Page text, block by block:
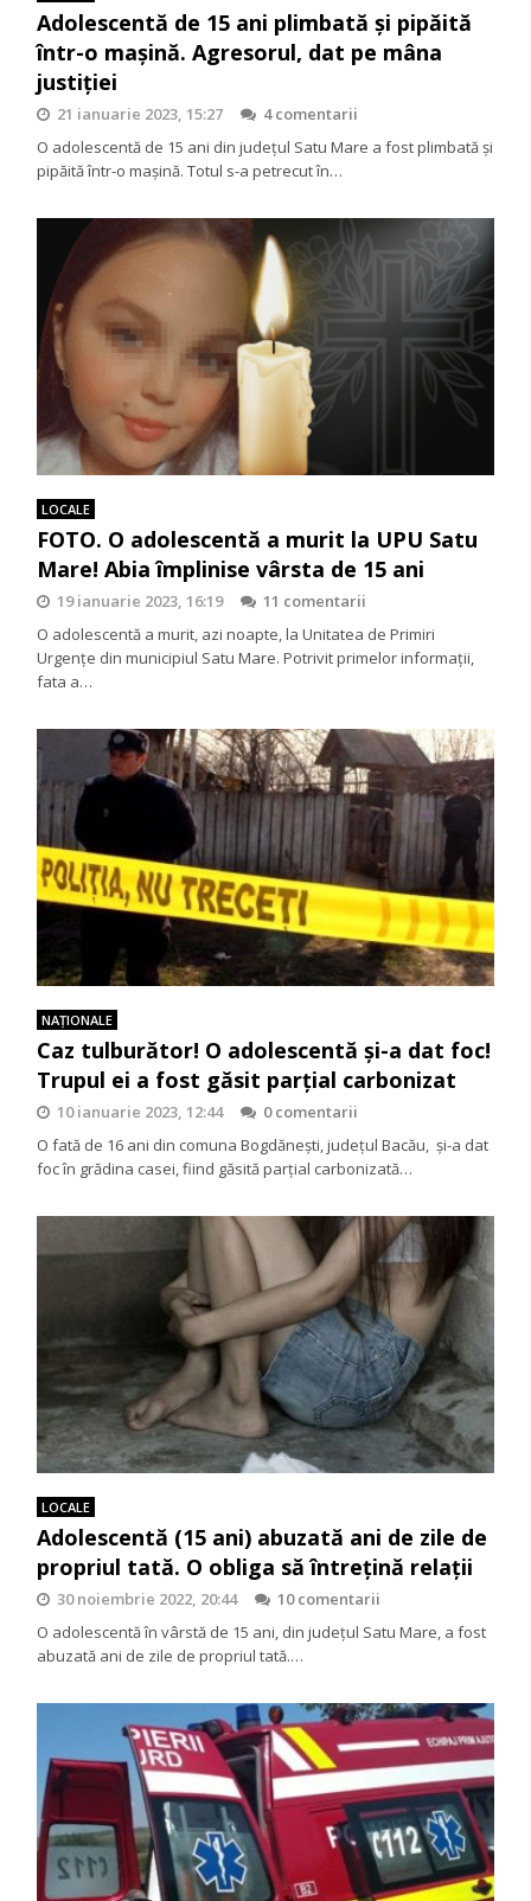
Adolescentă de 15 ani plimbată şi pipăită
într-o maşină. Agresorul, dat pe mâna
justiţiei
21 ianuarie 2023, 15:27
4 comentarii
O adolescentă de 15 ani din judeţul Satu Mare a fost plimbată şi
pipăită într-o maşină. Totul s-a petrecut în…
LOCALE
FOTO. O adolescentă a murit la UPU Satu
Mare! Abia împlinise vârsta de 15 ani
19 ianuarie 2023, 16:19
11 comentarii
O adolescentă a murit, azi noapte, la Unitatea de Primiri
Urgențe din municipiul Satu Mare. Potrivit primelor informații,
fata a…
NAŢIONALE
Caz tulburător! O adolescentă și-a dat foc!
Trupul ei a fost găsit parțial carbonizat
10 ianuarie 2023, 12:44
0 comentarii
O fată de 16 ani din comuna Bogdănești, județul Bacău, și-a dat
foc în grădina casei, fiind găsită parțial carbonizată…
LOCALE
Adolescentă (15 ani) abuzată ani de zile de
propriul tată. O obliga să întrețină relații
30 noiembrie 2022, 20:44
10 comentarii
O adolescentă în vârstă de 15 ani, din județul Satu Mare, a fost
abuzată ani de zile de propriul tată.…